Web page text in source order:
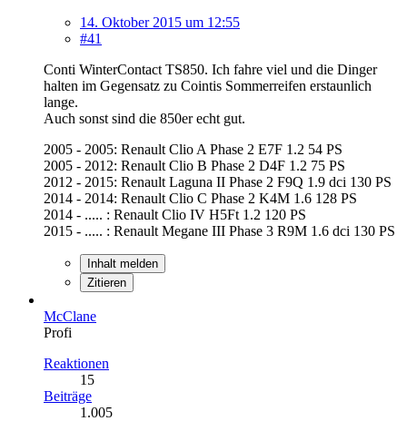
14. Oktober 2015 um 12:55
#41
Conti WinterContact TS850. Ich fahre viel und die Dinger
halten im Gegensatz zu Cointis Sommerreifen erstaunlich
lange.
Auch sonst sind die 850er echt gut.
2005 - 2005: Renault Clio A Phase 2 E7F 1.2 54 PS
2005 - 2012: Renault Clio B Phase 2 D4F 1.2 75 PS
2012 - 2015: Renault Laguna II Phase 2 F9Q 1.9 dci 130 PS
2014 - 2014: Renault Clio C Phase 2 K4M 1.6 128 PS
2014 - ..... : Renault Clio IV H5Ft 1.2 120 PS
2015 - ..... : Renault Megane III Phase 3 R9M 1.6 dci 130 PS
Inhalt melden
Zitieren
McClane
Profi
Reaktionen
15
Beiträge
1.005